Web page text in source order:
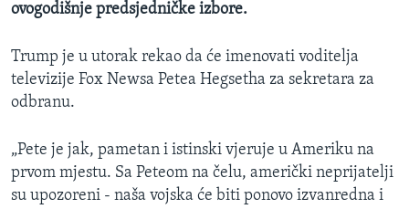
ovogodišnje predsjedničke izbore.
Trump je u utorak rekao da će imenovati voditelja
televizije Fox Newsa Petea Hegsetha za sekretara za
odbranu.
„Pete je jak, pametan i istinski vjeruje u Ameriku na
prvom mjestu. Sa Peteom na čelu, američki neprijatelji
su upozoreni - naša vojska će biti ponovo izvanredna i